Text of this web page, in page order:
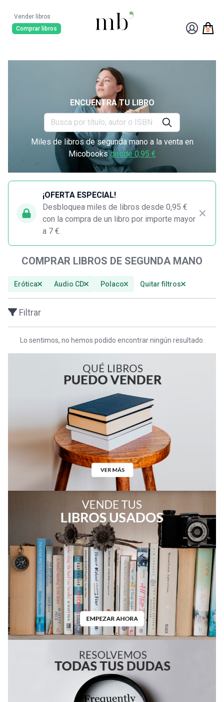
Vender libros
Comprar libros
0
ENCUENTRA TU LIBRO
Miles de libros de segunda mano a la venta en
Micobooksdesde 0,95 €
¡OFERTA ESPECIAL!
Desbloquea miles de libros desde 0,95 €
con la compra de un libro por importe mayor
a 7 €.
COMPRAR LIBROS DE SEGUNDA MANO
Erótica Audio CD Polaco Quitar filtros
Filtrar
Lo sentimos, no hemos podido encontrar ningún resultado.